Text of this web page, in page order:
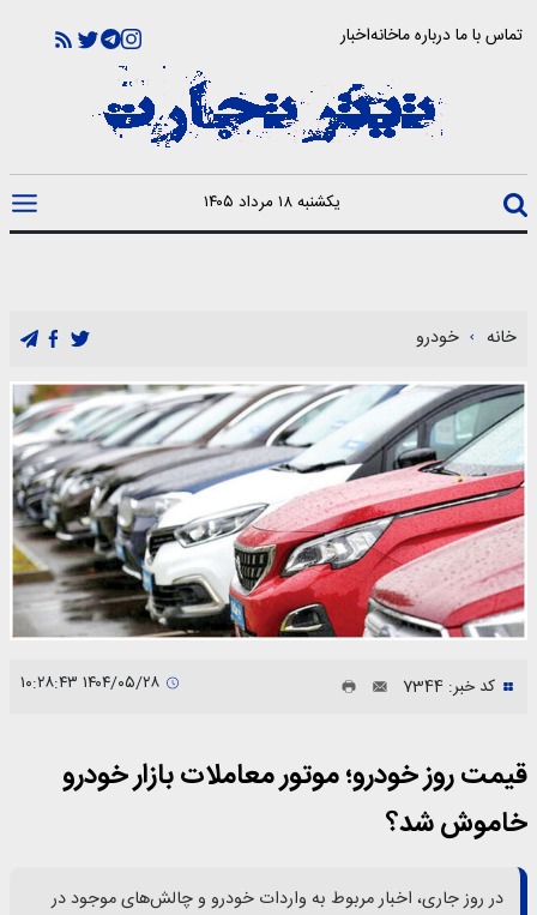
تماس با مادرباره ماخانهاخبار
یکشنبه ۱۸ مرداد ۱۴۰۵
خانه خودرو
کد خبر: 7344
قیمت روز خودرو؛ موتور معاملات بازار خودرو
خاموش شد؟
در روز جاری، اخبار مربوط به واردات خودرو و چالش‌های موجود در